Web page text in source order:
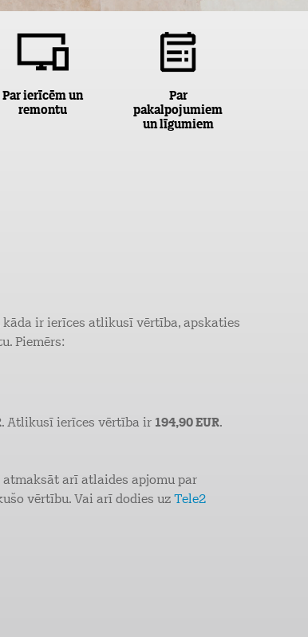
Par ierīcēm un
remontu
Par
pakalpojumiem
un līgumiem
ir ierīces atlikusī vērtība, apskaties
Piemērs:
. Atlikusī ierīces vērtība ir 194,90 EUR.
arī atlaides apjomu par
vērtību. Vai arī dodies uz Tele2